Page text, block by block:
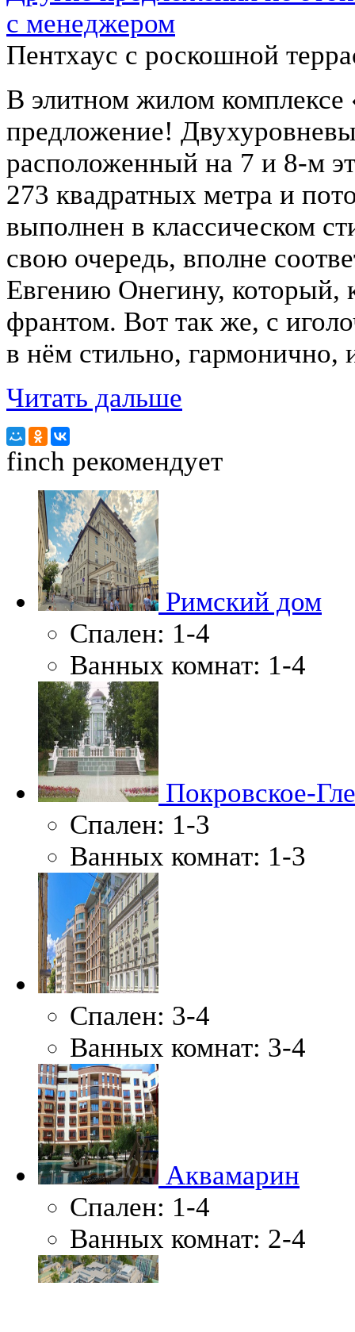
с менеджером
Пентхаус с роскошной
В элитном жилом комплексе
предложение!
расположенный на 7 и 8-м
273 квадратных метра и
выполнен в классическом
свою очередь, вполне
Евгению Онегину, который,
франтом. Вот так же, с
в нём стильно, гармонично,
Читать дальше
finch рекомендует
Римский дом
Спален: 1-4
Ванных комнат: 1-4
Покровское-
Спален: 1-3
Ванных комнат: 1-3
Спален: 3-4
Ванных комнат: 3-4
Аквамарин
Спален: 1-4
Ванных комнат: 2-4